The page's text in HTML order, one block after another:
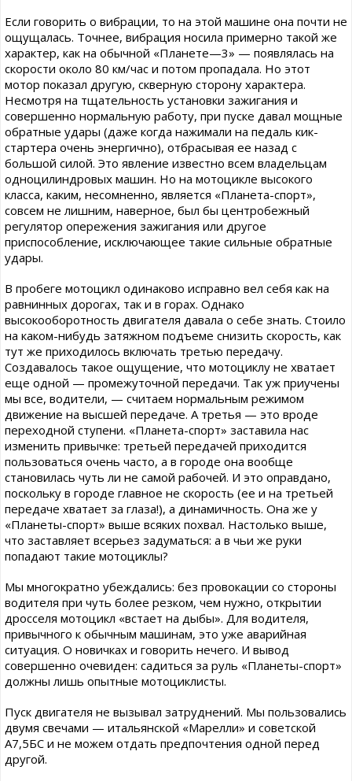
Если говорить о вибрации, то на этой машине она почти не
ощущалась. Точнее, вибрация носила примерно такой же
характер, как на обычной «Планете—3» — появлялась на
скорости около 80 км/час и потом пропадала. Но этот
мотор показал другую, скверную сторону характера.
Несмотря на тщательность установки зажигания и
совершенно нормальную работу, при пуске давал мощные
обратные удары (даже когда нажимали на педаль кик-
стартера очень энергично), отбрасывая ее назад с
большой силой. Это явление известно всем владельцам
одноцилиндровых машин. Но на мотоцикле высокого
класса, каким, несомненно, является «Планета-спорт»,
совсем не лишним, наверное, был бы центробежный
регулятор опережения зажигания или другое
приспособление, исключающее такие сильные обратные
удары.
В пробеге мотоцикл одинаково исправно вел себя как на
равнинных дорогах, так и в горах. Однако
высокооборотность двигателя давала о себе знать. Стоило
на каком-нибудь затяжном подъеме снизить скорость, как
тут же приходилось включать третью передачу.
Создавалось такое ощущение, что мотоциклу не хватает
еще одной — промежуточной передачи. Так уж приучены
мы все, водители, — считаем нормальным режимом
движение на высшей передаче. А третья — это вроде
переходной ступени. «Планета-спорт» заставила нас
изменить привычке: третьей передачей приходится
пользоваться очень часто, а в городе она вообще
становилась чуть ли не самой рабочей. И это оправдано,
поскольку в городе главное не скорость (ее и на третьей
передаче хватает за глаза!), а динамичность. Она же у
«Планеты-спорт» выше всяких похвал. Настолько выше,
что заставляет всерьез задуматься: а в чьи же руки
попадают такие мотоциклы?
Мы многократно убеждались: без провокации со стороны
водителя при чуть более резком, чем нужно, открытии
дросселя мотоцикл «встает на дыбы». Для водителя,
привычного к обычным машинам, это уже аварийная
ситуация. О новичках и говорить нечего. И вывод
совершенно очевиден: садиться за руль «Планеты-спорт»
должны лишь опытные мотоциклисты.
Пуск двигателя не вызывал затруднений. Мы пользовались
двумя свечами — итальянской «Марелли» и советской
А7,5БС и не можем отдать предпочтения одной перед
другой.